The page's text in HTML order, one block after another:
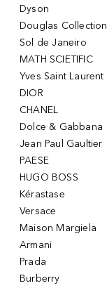
Dyson
Douglas Collection
Sol de Janeiro
MATH SCIETIFIC
Yves Saint Laurent
DIOR
CHANEL
Dolce & Gabbana
Jean Paul Gaultier
PAESE
HUGO BOSS
Kérastase
Versace
Maison Margiela
Armani
Prada
Burberry